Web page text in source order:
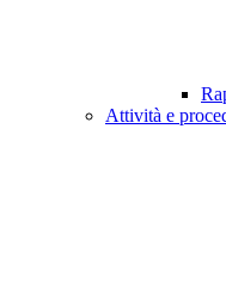
Attività e